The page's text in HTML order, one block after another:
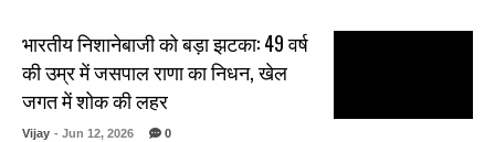
भारतीय निशानेबाजी को बड़ा झटका: 49 वर्ष
की उम्र में जसपाल राणा का निधन, खेल
जगत में शोक की लहर
Vijay - Jun 12, 2026 0